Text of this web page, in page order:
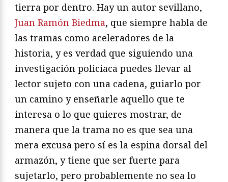
tierra por dentro. Hay un autor sevillano,
Juan Ramón Biedma, que siempre habla de
las tramas como aceleradores de la
historia, y es verdad que siguiendo una
investigación policiaca puedes llevar al
lector sujeto con una cadena, guiarlo por
un camino y enseñarle aquello que te
interesa o lo que quieres mostrar, de
manera que la trama no es que sea una
mera excusa pero sí es la espina dorsal del
armazón, y tiene que ser fuerte para
sujetarlo, pero probablemente no sea lo